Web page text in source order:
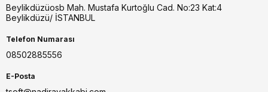
Beylikdüzüosb Mah. Mustafa Kurtoğlu Cad. No:23 Kat:4
Beylikdüzü/ İSTANBUL
Telefon Numarası
08502885556
E-Posta